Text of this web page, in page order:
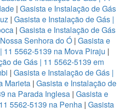
| Gasista e Instalação de Gás
| Gasista e Instalação de Gás |
| Gasista e Instalação de Gás
Senhora do Ó| Gasista e
11 5562-5139 na Mova Piraju |
de Gás | 11 5562-5139 em
| Gasista e Instalação de Gás |
Marieta | Gasista e Instalação de
na Parada Inglesa | Gasista e
5562-5139 na Penha | Gasista